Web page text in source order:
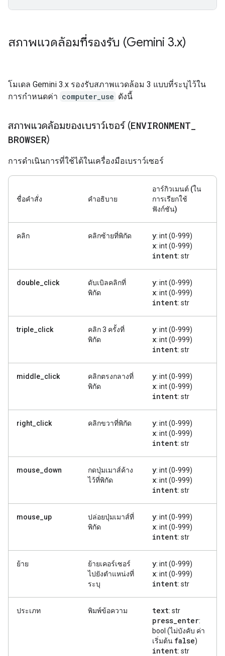
สภาพแวดล้อมที่รองรับ (Gemini 3.x)
โมเดล Gemini 3.x รองรับสภาพแวดล้อม 3 แบบที่ระบุไว้ใน
การกำหนดค่า computer_use ดังนี้
สภาพแวดล้อมของเบราว์เซอร์ (ENVIRONMENT
BROWSER)
การดำเนินการที่ใช้ได้ในเครื่องมือเบราว์เซอร์
ชื่อคำสั่ง คำอธิบาย
อาร์กิวเมนต์ (ใน
การเรียกใช้
ฟังก์ชัน)
คลิก คลิกซ้ายที่พิกัด y: int (0-999)
x: int (0-999)
intent: str
double_click
ดับเบิลคลิกที่
พิกัด
y: int (0-999)
x: int (0-999)
intent: str
triple_click
คลิก 3 ครั้งที่
พิกัด
y: int (0-999)
x: int (0-999)
intent: str
middle_click
คลิกตรงกลางที่
พิกัด
y: int (0-999)
x: int (0-999)
intent: str
right_click คลิกขวาที่พิกัด y: int (0-999)
x: int (0-999)
intent: str
mouse_down
กดปุ่มเมาส์ค้าง
ไว้ที่พิกัด
y: int (0-999)
x: int (0-999)
intent: str
mouse_up
ปล่อยปุ่มเมาส์ที่
พิกัด
y: int (0-999)
x: int (0-999)
intent: str
ย้าย
ย้ายเคอร์เซอร์
ไปยังตำแหน่งที่
ระบุ
y: int (0-999)
x: int (0-999)
intent: str
ประเภท พิมพ์ข้อความ text: str
press_enter:
bool (ไม่บังคับ ค่า
เริ่มต้น false)
intent: str